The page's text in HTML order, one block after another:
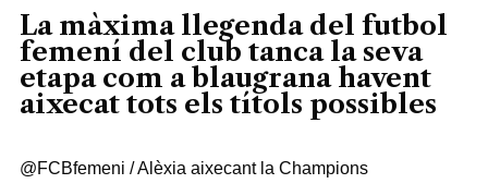
La màxima llegenda del futbol
femení del club tanca la seva
etapa com a blaugrana havent
aixecat tots els títols possibles
@FCBfemeni / Alèxia aixecant la Champions